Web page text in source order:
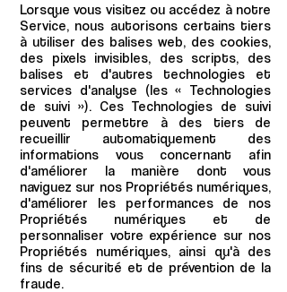
Lorsque vous visitez ou accédez à notre
Service, nous autorisons certains tiers
à utiliser des balises web, des cookies,
des pixels invisibles, des scripts, des
balises et d'autres technologies et
services d'analyse (les « Technologies
de suivi »). Ces Technologies de suivi
peuvent permettre à des tiers de
recueillir automatiquement des
informations vous concernant afin
d'améliorer la manière dont vous
naviguez sur nos Propriétés numériques,
d'améliorer les performances de nos
Propriétés numériques et de
personnaliser votre expérience sur nos
Propriétés numériques, ainsi qu'à des
fins de sécurité et de prévention de la
fraude.